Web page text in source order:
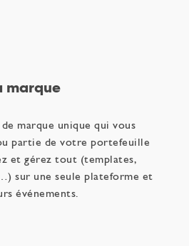
marque
marque unique qui vous
partie de votre portefeuille
et gérez tout (templates,
sur une seule plateforme et
événements.